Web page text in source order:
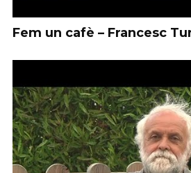
Fem un cafè – Francesc